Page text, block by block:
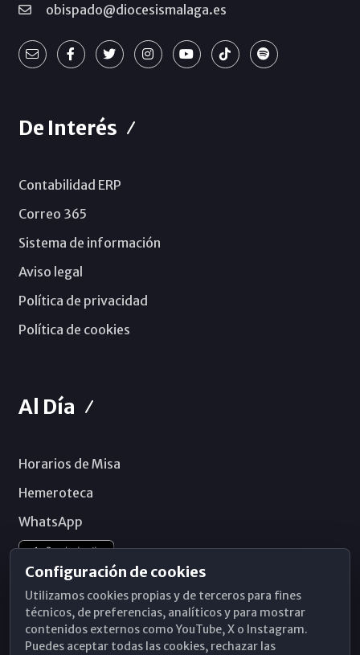
obispado@diocesismalaga.es
De Interés
Contabilidad ERP
Correo 365
Sistema de información
Aviso legal
Política de privacidad
Política de cookies
Al Día
Horarios de Misa
Hemeroteca
WhatsApp
Configuración de cookies
Utilizamos cookies propias y de terceros para fines
técnicos, de preferencias, analíticos y para mostrar
contenidos externos como YouTube, X o Instagram.
Puedes aceptar todas las cookies, rechazar las